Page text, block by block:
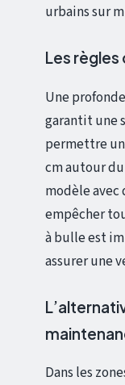
urbains sur
Les
Une
garantit une
permettre
cm autour
modèle
empêcher
à bulle est
assurer une
Dans les